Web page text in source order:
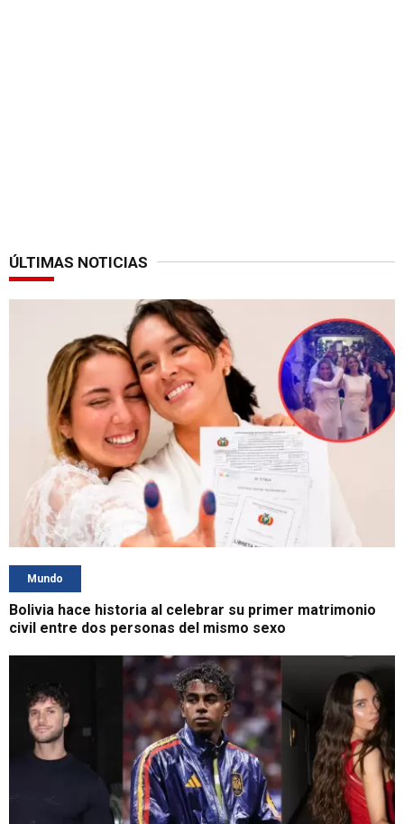
ÚLTIMAS NOTICIAS
Mundo
Bolivia hace historia al celebrar su primer matrimonio
civil entre dos personas del mismo sexo